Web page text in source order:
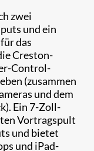
zwei
und ein
das
Creston-
Control-
(zusammen
und dem
Ein 7-Zoll-
Vortragspult
und bietet
und iPad-